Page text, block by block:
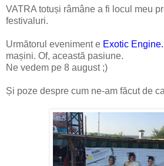
VATRA totuși râmâne a fi locul meu
festivaluri.
Următorul eveniment e Exotic Engine.
mașini. Of, această pasiune.
Ne vedem pe 8 august ;)
Și poze despre cum ne-am făcut de